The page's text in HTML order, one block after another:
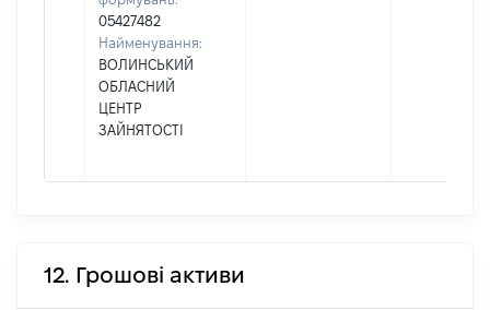
05427482
Найменування:
ВОЛИНСЬКИЙ
ОБЛАСНИЙ
ЦЕНТР
ЗАЙНЯТОСТІ
12. Грошові активи